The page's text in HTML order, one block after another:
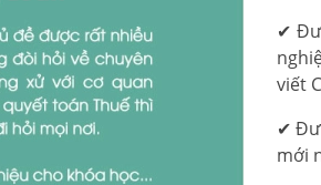
✔
viết
✔
mới